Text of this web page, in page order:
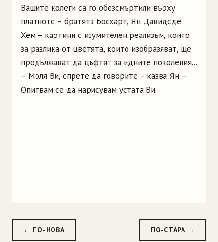
Вашите колеги са го обезсмъртили върху
платното – братята Босхарт, Ян Давидсде
Хем – картини с изумителен реализъм, които
за разлика от цветята, които изобразяват, ще
продължават да цъфтят за идните поколения...
– Моля Ви, спрете да говорите – казва Ян. –
Опитвам се да нарисувам устата Ви.
← ПО-НОВА ПО-СТАРА →